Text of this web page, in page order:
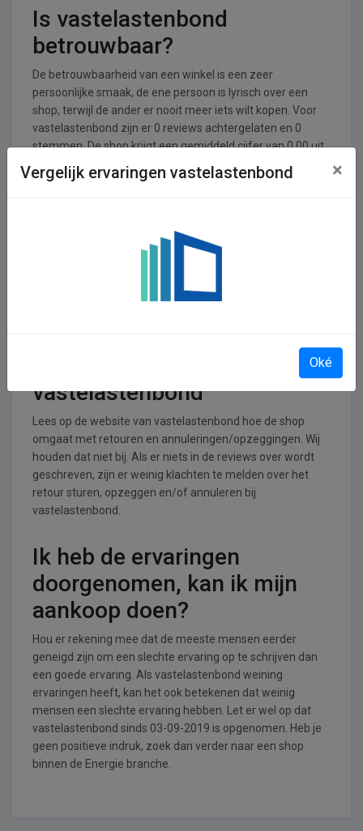
Is vastelastenbond
betrouwbaar?
De betrouwbaarheid van een winkel is een zeer
persoonlijke smaak, de ene persoon is lyrisch over een
shop, terwijl de ander er nooit meer iets wilt kopen. Voor
vastelastenbond zijn er 0 reviews achtergelaten en 0
stemmen. De shop krijgt een gemiddeld cijfer van 0,00 uit
een totaal van 5.
vastelastenbond
vastelastenbond is actief in de Energie branche.
vastelastenbond
Lees op de website van vastelastenbond hoe de shop
omgaat met retouren en annuleringen/opzeggingen. Wij
houden dat niet bij. Als er niets in de reviews over wordt
geschreven, zijn er weinig klachten te melden over het
retour sturen, opzeggen en/of annuleren bij
vastelastenbond.
Ik heb de ervaringen
doorgenomen, kan ik mijn
aankoop doen?
Hou er rekening mee dat de meeste mensen eerder
geneigd zijn om een slechte ervaring op te schrijven dan
een goede ervaring. Als vastelastenbond weining
ervaringen heeft, kan het ook betekenen dat weinig
mensen een slechte ervaring hebben. Let er wel op dat
vastelastenbond sinds 03-09-2019 is opgenomen. Heb je
geen positieve indruk, zoek dan verder naar een shop
binnen de Energie branche.
Vergelijk ervaringen vastelastenbond ×
Oké